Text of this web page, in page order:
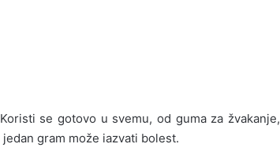
se gotovo u svemu, od guma za žvakanje,
gram može iazvati bolest.